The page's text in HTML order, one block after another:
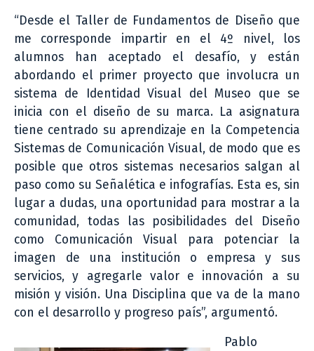
“Desde el Taller de Fundamentos de Diseño que
me corresponde impartir en el 4º nivel, los
alumnos han aceptado el desafío, y están
abordando el primer proyecto que involucra un
sistema de Identidad Visual del Museo que se
inicia con el diseño de su marca. La asignatura
tiene centrado su aprendizaje en la Competencia
Sistemas de Comunicación Visual, de modo que es
posible que otros sistemas necesarios salgan al
paso como su Señalética e infografías. Esta es, sin
lugar a dudas, una oportunidad para mostrar a la
comunidad, todas las posibilidades del Diseño
como Comunicación Visual para potenciar la
imagen de una institución o empresa y sus
servicios, y agregarle valor e innovación a su
misión y visión. Una Disciplina que va de la mano
con el desarrollo y progreso país”, argumentó.
Pablo